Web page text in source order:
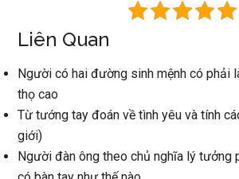
Liên Quan
Người có hai đường sinh mệnh có phải
thọ cao
Từ tướng tay đoán về tình yêu và tính
giới)
Người đàn ông theo chủ nghĩa lý tưởng